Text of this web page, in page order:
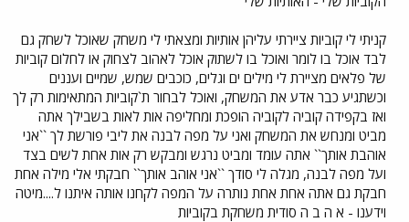
קניתי לי קוביות ציירתי עליהן אותיות ומצאתי לי משחק שאוכל לשחק גם
לבד אוכל בו לומר ואוכל בו לשתוק אוכל לאהוב לצחוק או לחלום קוביות
של פלאים מציירת לי מילים ים וגלים, כוכבים שמש, שמיים ועננים
וכשתגיע כבר אדע את המשחק, ואוכל לבחור ת`קוביות המתאימות רק לך
ואז בקפידה קוביה לקוביה הופכת ומחליפה אות לאות בשבילך אתה
מביט ומנחש את המשחק ואני על מפה לבנה את ליבי פורשת לך ``אני
אוהבת אותך`` אתה עומד ומביט נרגש ומבקש רק אות אחת לשים בצד
ועל מפה לבנה, מגלה לי סודך ``אני אוהב אותך`` חבקתי אלי מילה אחת
חבקת גם אתה אחת אחת נותרה על המפה לקחנו אותה איתנו ל....מיטה
וידענו - א ה ב ה סודית משחקת בקוביות